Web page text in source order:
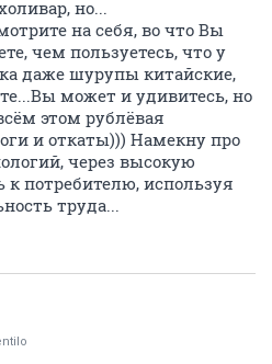
но...
на себя, во что Вы
чем пользуетесь, что у
даже шурупы китайские,
может и удивитесь, но
этом рублёвая
и откаты))) Намекну про
через высокую
потребителю, используя
труда...